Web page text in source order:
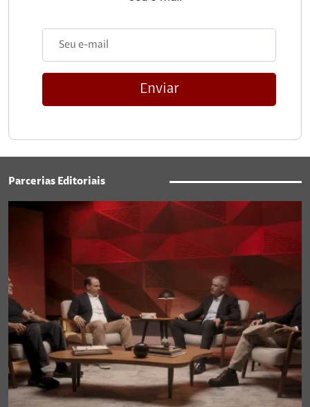
Enviar
Parcerias Editoriais